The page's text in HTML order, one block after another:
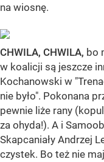
na wiosnę.
CHWILA, CHWILA, bo
w koalicji są jeszcze
Kochanowski w
nie było". Pokonana
pewnie liże rany
za ohyda!). A i
Skapcaniały Andrzej
czystek. Bo też nie